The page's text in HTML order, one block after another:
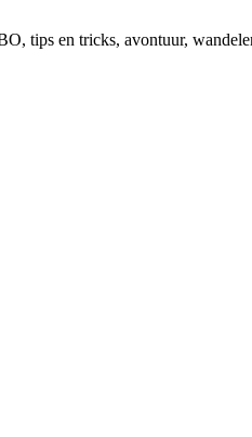
tips en tricks, avontuur,